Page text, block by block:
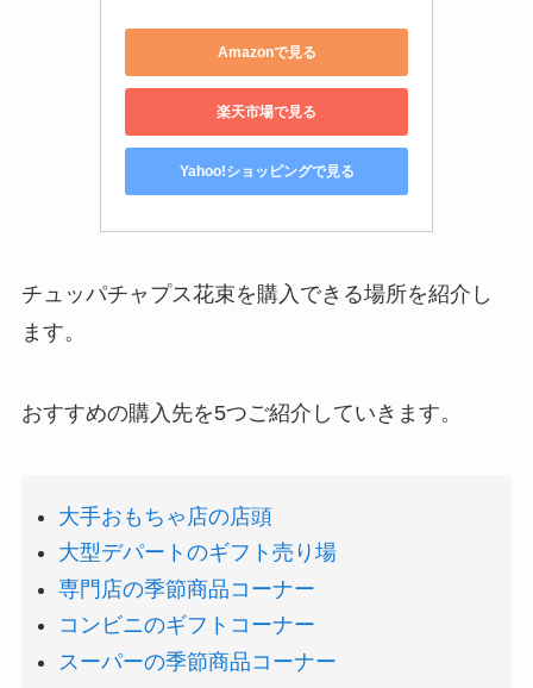
Amazonで見る
楽天市場で見る
Yahoo!ショッピングで見る
チュッパチャプス花束を購入できる場所を紹介し
ます。
おすすめの購入先を5つご紹介していきます。
大手おもちゃ店の店頭
大型デパートのギフト売り場
専門店の季節商品コーナー
コンビニのギフトコーナー
スーパーの季節商品コーナー